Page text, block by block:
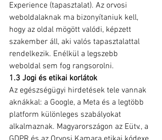
Experience (tapasztalat). Az orvosi
weboldalaknak ma bizonyítaniuk kell,
hogy az oldal mögött valódi, képzett
szakember áll, aki valós tapasztalattal
rendelkezik. Enélkül a legszebb
weboldal sem fog rangsorolni.
1.3 Jogi és etikai korlátok
Az egészségügyi hirdetések tele vannak
aknákkal: a Google, a Meta és a legtöbb
platform különleges szabályokat
alkalmaznak. Magyarországon az Eütv., a